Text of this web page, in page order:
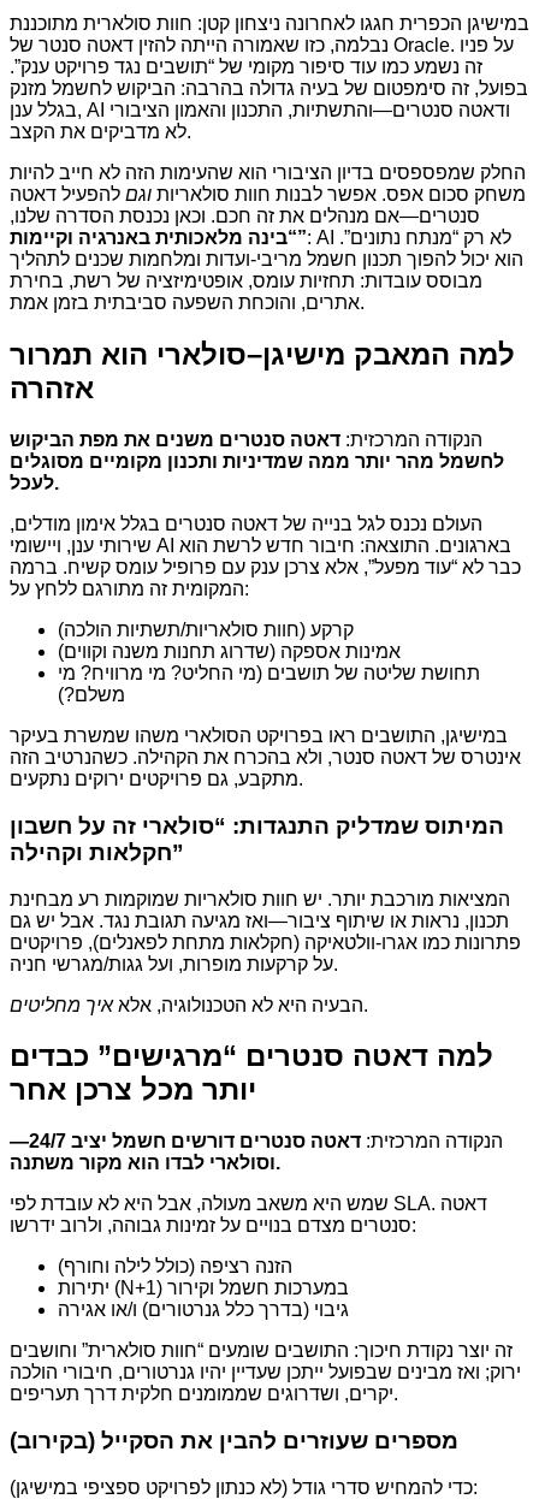
במישיגן הכפרית חגגו לאחרונה ניצחון קטן: חוות סולארית מתוכננת
נבלמה, כזו שאמורה הייתה להזין דאטה סנטר של Oracle. על פניו
זה נשמע כמו עוד סיפור מקומי של “תושבים נגד פרויקט ענק”.
בפועל, זה סימפטום של בעיה גדולה בהרבה: הביקוש לחשמל מזנק
בגלל ענן, AI ודאטה סנטרים—והתשתיות, התכנון והאמון הציבורי
לא מדביקים את הקצב.
החלק שמפספסים בדיון הציבורי הוא שהעימות הזה לא חייב להיות
משחק סכום אפס. אפשר לבנות חוות סולאריות וגם להפעיל דאטה
סנטרים—אם מנהלים את זה חכם. וכאן נכנסת הסדרה שלנו,
“בינה מלאכותית באנרגיה וקיימות”: AI לא רק “מנתח נתונים”.
הוא יכול להפוך תכנון חשמל מריבי-ועדות ומלחמות שכנים לתהליך
מבוסס עובדות: תחזיות עומס, אופטימיזציה של רשת, בחירת
אתרים, והוכחת השפעה סביבתית בזמן אמת.
למה המאבק מישיגן–סולארי הוא תמרור
אזהרה
הנקודה המרכזית: דאטה סנטרים משנים את מפת הביקוש
לחשמל מהר יותר ממה שמדיניות ותכנון מקומיים מסוגלים
לעכל.
העולם נכנס לגל בנייה של דאטה סנטרים בגלל אימון מודלים,
שירותי ענן, ויישומי AI בארגונים. התוצאה: חיבור חדש לרשת הוא
כבר לא “עוד מפעל”, אלא צרכן ענק עם פרופיל עומס קשיח. ברמה
המקומית זה מתורגם ללחץ על:
קרקע (חוות סולאריות/תשתיות הולכה)
אמינות אספקה (שדרוג תחנות משנה וקווים)
תחושת שליטה של תושבים (מי החליט? מי מרוויח? מי
משלם?)
במישיגן, התושבים ראו בפרויקט הסולארי משהו שמשרת בעיקר
אינטרס של דאטה סנטר, ולא בהכרח את הקהילה. כשהנרטיב הזה
מתקבע, גם פרויקטים ירוקים נתקעים.
המיתוס שמדליק התנגדות: “סולארי זה על חשבון
חקלאות וקהילה”
המציאות מורכבת יותר. יש חוות סולאריות שמוקמות רע מבחינת
תכנון, נראות או שיתוף ציבור—ואז מגיעה תגובת נגד. אבל יש גם
פתרונות כמו אגרו-וולטאיקה (חקלאות מתחת לפאנלים), פרויקטים
על קרקעות מופרות, ועל גגות/מגרשי חניה.
הבעיה היא לא הטכנולוגיה, אלאאיך מחליטים .
למה דאטה סנטרים “מרגישים” כבדים
יותר מכל צרכן אחר
הנקודה המרכזית:
דאטה סנטרים דורשים חשמל יציב 24/7—
וסולארי לבדו הוא מקור משתנה.
שמש היא משאב מעולה, אבל היא לא עובדת לפי SLA. דאטה
סנטרים מצדם בנויים על זמינות גבוהה, ולרוב ידרשו:
הזנה רציפה (כולל לילה וחורף)
יתירות (N+1) במערכות חשמל וקירור
גיבוי (בדרך כלל גנרטורים) ו/או אגירה
זה יוצר נקודת חיכוך: התושבים שומעים “חוות סולארית” וחושבים
ירוק; ואז מבינים שבפועל ייתכן שעדיין יהיו גנרטורים, חיבורי הולכה
יקרים, ושדרוגים שממומנים חלקית דרך תעריפים.
מספרים שעוזרים להבין את הסקייל (בקירוב)
כדי להמחיש סדרי גודל (לא כנתון לפרויקט ספציפי במישיגן):